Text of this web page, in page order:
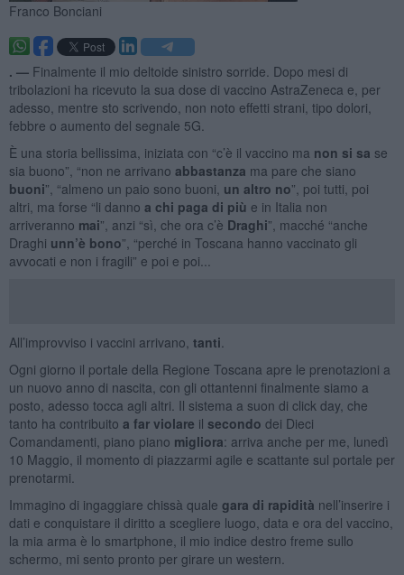
Franco Bonciani
. — Finalmente il mio deltoide sinistro sorride. Dopo mesi di
tribolazioni ha ricevuto la sua dose di vaccino AstraZeneca e, per
adesso, mentre sto scrivendo, non noto effetti strani, tipo dolori,
febbre o aumento del segnale 5G.
È una storia bellissima, iniziata con “c’è il vaccino ma non si sa se
sia buono”, “non ne arrivano abbastanza ma pare che siano
buoni”, “almeno un paio sono buoni, un altro no”, poi tutti, poi
altri, ma forse “li danno a chi paga di più e in Italia non
arriveranno mai”, anzi “sì, che ora c’è Draghi”, macché “anche
Draghi unn’è bono”, “perché in Toscana hanno vaccinato gli
avvocati e non i fragili” e poi e poi...
All’improvviso i vaccini arrivano, tanti
Ogni giorno il portale della Regione Toscana apre le prenotazioni a
un nuovo anno di nascita, con gli ottantenni finalmente siamo a
posto, adesso tocca agli altri. Il sistema a suon di click day, che
tanto ha contribuito a far violare il secondo dei Dieci
Comandamenti, piano piano migliora: arriva anche per me, lunedì
10 Maggio, il momento di piazzarmi agile e scattante sul portale per
prenotarmi.
Immagino di ingaggiare chissà quale gara di rapidità nell’inserire i
dati e conquistare il diritto a scegliere luogo, data e ora del vaccino,
la mia arma è lo smartphone, il mio indice destro freme sullo
schermo, mi sento pronto per girare un western.